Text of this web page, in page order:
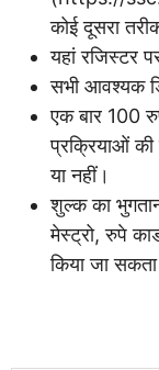
कोई दूसरा
यहां रजिस्टर
सभी आवश्यक
एक बार 100
प्रक्रियाओं
या नहीं।
शुल्क का
मेस्ट्रो, रुपे
किया जा